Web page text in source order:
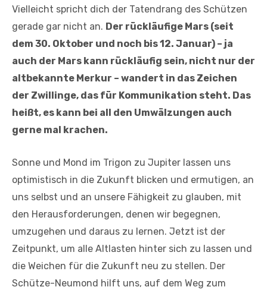
Vielleicht spricht dich der Tatendrang des Schützen
gerade gar nicht an. Der rückläufige Mars (seit
dem 30. Oktober und noch bis 12. Januar) – ja
auch der Mars kann rückläufig sein, nicht nur der
altbekannte Merkur – wandert in das Zeichen
der Zwillinge, das für Kommunikation steht. Das
heißt, es kann bei all den Umwälzungen auch
gerne mal krachen.
Sonne und Mond im Trigon zu Jupiter lassen uns
optimistisch in die Zukunft blicken und ermutigen, an
uns selbst und an unsere Fähigkeit zu glauben, mit
den Herausforderungen, denen wir begegnen,
umzugehen und daraus zu lernen. Jetzt ist der
Zeitpunkt, um alle Altlasten hinter sich zu lassen und
die Weichen für die Zukunft neu zu stellen. Der
Schütze-Neumond hilft uns, auf dem Weg zum